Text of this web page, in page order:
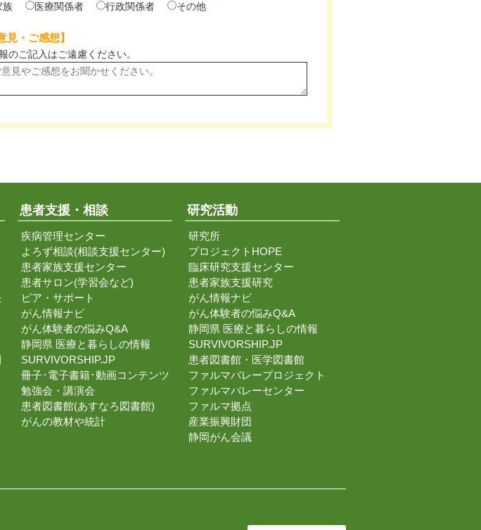
族 医療関係者 行政関係者 その他
見・ご感想】
のご記入はご遠慮ください。
患者支援・相談
疾病管理センター
よろず相談(相談支援センター)
患者家族支援センター
患者サロン(学習会など)
ピア・サポート
がん情報ナビ
がん体験者の悩みQ&A
静岡県 医療と暮らしの情報
SURVIVORSHIP.JP
冊子･電子書籍･動画コンテンツ
勉強会・講演会
患者図書館(あすなろ図書館)
がんの教材や統計
研究活動
研究所
プロジェクトHOPE
臨床研究支援センター
患者家族支援研究
がん情報ナビ
がん体験者の悩みQ&A
静岡県 医療と暮らしの情報
SURVIVORSHIP.JP
患者図書館・医学図書館
ファルマバレープロジェクト
ファルマバレーセンター
ファルマ拠点
産業振興財団
静岡がん会議